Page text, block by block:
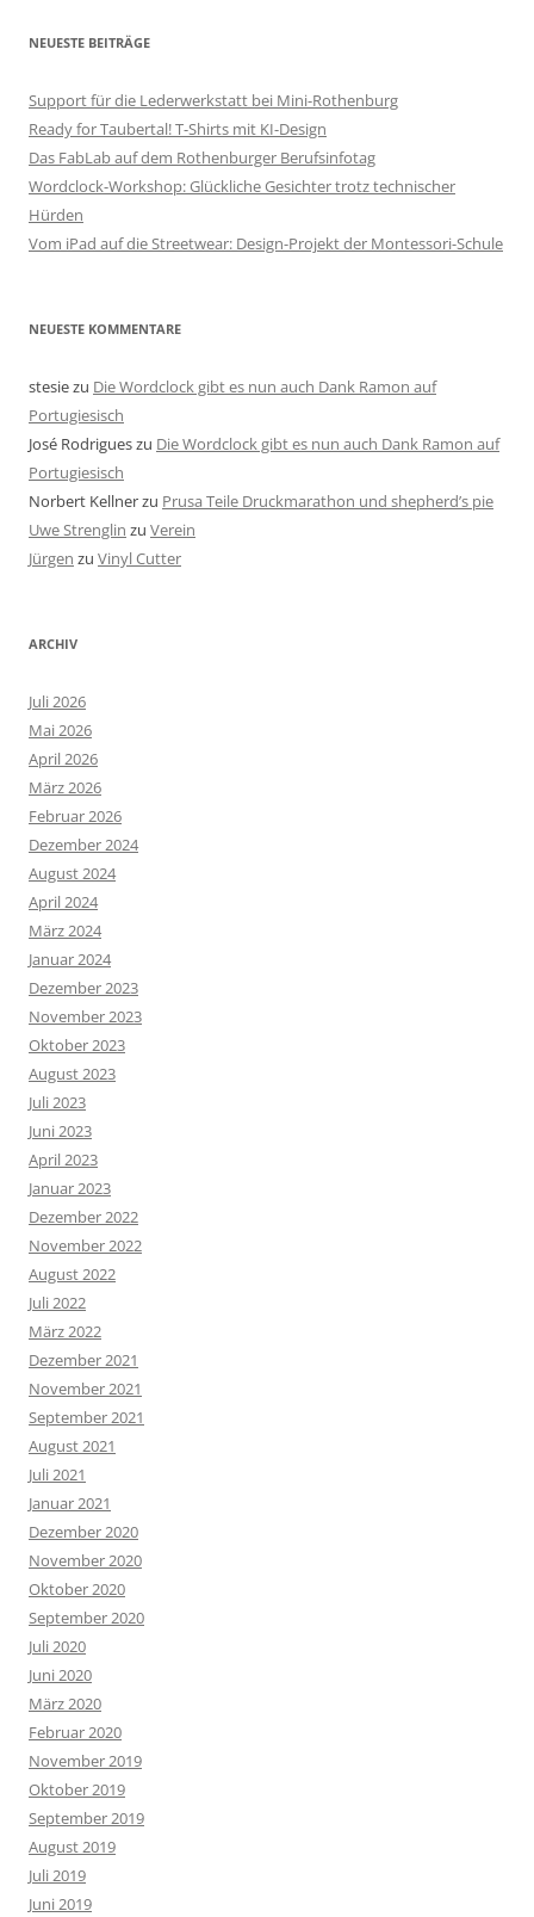
NEUESTE BEITRÄGE
Support für die Lederwerkstatt bei Mini-Rothenburg
Ready for Taubertal! T-Shirts mit KI-Design
Das FabLab auf dem Rothenburger Berufsinfotag
Wordclock-Workshop: Glückliche Gesichter trotz technischer
Hürden
Vom iPad auf die Streetwear: Design-Projekt der Montessori-Schule
NEUESTE KOMMENTARE
stesiezu Die Wordclock gibt es nun auch Dank Ramon auf
Portugiesisch
José Rodrigueszu Die Wordclock gibt es nun auch Dank Ramon auf
Portugiesisch
Norbert Kellnerzu Prusa Teile Druckmarathon und shepherd’s pie
Uwe Strenglin zu Verein
Jürgen zu Vinyl Cutter
ARCHIV
Juli 2026
Mai 2026
April 2026
März 2026
Februar 2026
Dezember 2024
August 2024
April 2024
März 2024
Januar 2024
Dezember 2023
November 2023
Oktober 2023
August 2023
Juli 2023
Juni 2023
April 2023
Januar 2023
Dezember 2022
November 2022
August 2022
Juli 2022
März 2022
Dezember 2021
November 2021
September 2021
August 2021
Juli 2021
Januar 2021
Dezember 2020
November 2020
Oktober 2020
September 2020
Juli 2020
Juni 2020
März 2020
Februar 2020
November 2019
Oktober 2019
September 2019
August 2019
Juli 2019
Juni 2019